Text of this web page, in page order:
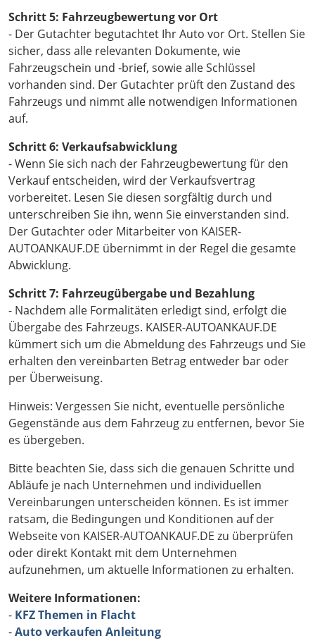
Schritt 5: Fahrzeugbewertung vor Ort
- Der Gutachter begutachtet Ihr Auto vor Ort. Stellen Sie
sicher, dass alle relevanten Dokumente, wie
Fahrzeugschein und -brief, sowie alle Schlüssel
vorhanden sind. Der Gutachter prüft den Zustand des
Fahrzeugs und nimmt alle notwendigen Informationen
auf.
Schritt 6: Verkaufsabwicklung
- Wenn Sie sich nach der Fahrzeugbewertung für den
Verkauf entscheiden, wird der Verkaufsvertrag
vorbereitet. Lesen Sie diesen sorgfältig durch und
unterschreiben Sie ihn, wenn Sie einverstanden sind.
Der Gutachter oder Mitarbeiter von KAISER-
AUTOANKAUF.DE übernimmt in der Regel die gesamte
Abwicklung.
Schritt 7: Fahrzeugübergabe und Bezahlung
- Nachdem alle Formalitäten erledigt sind, erfolgt die
Übergabe des Fahrzeugs. KAISER-AUTOANKAUF.DE
kümmert sich um die Abmeldung des Fahrzeugs und Sie
erhalten den vereinbarten Betrag entweder bar oder
per Überweisung.
Hinweis: Vergessen Sie nicht, eventuelle persönliche
Gegenstände aus dem Fahrzeug zu entfernen, bevor Sie
es übergeben.
Bitte beachten Sie, dass sich die genauen Schritte und
Abläufe je nach Unternehmen und individuellen
Vereinbarungen unterscheiden können. Es ist immer
ratsam, die Bedingungen und Konditionen auf der
Webseite von KAISER-AUTOANKAUF.DE zu überprüfen
oder direkt Kontakt mit dem Unternehmen
aufzunehmen, um aktuelle Informationen zu erhalten.
Weitere Informationen:
- KFZ Themen in Flacht
-Auto verkaufen Anleitung